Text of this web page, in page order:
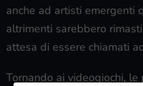
anche ad artisti emergenti
altrimenti sarebbero
attesa di essere chiamati
Tornando ai videogiochi,